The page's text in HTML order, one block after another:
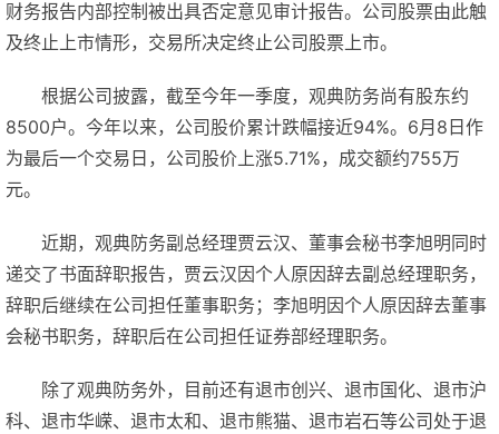
财务报告内部控制被出具否定意见审计报告。公司股票由此触
及终止上市情形，交易所决定终止公司股票上市。
根据公司披露，截至今年一季度，观典防务尚有股东约
8500户。今年以来，公司股价累计跌幅接近94%。6月8日作
为最后一个交易日，公司股价上涨5.71%，成交额约755万
元。
近期，观典防务副总经理贾云汉、董事会秘书李旭明同时
递交了书面辞职报告，贾云汉因个人原因辞去副总经理职务，
辞职后继续在公司担任董事职务；李旭明因个人原因辞去董事
会秘书职务，辞职后在公司担任证券部经理职务。
除了观典防务外，目前还有退市创兴、退市国化、退市沪
科、退市华嵘、退市太和、退市熊猫、退市岩石等公司处于退